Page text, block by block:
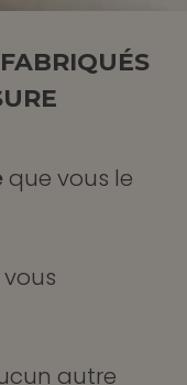
que vous le
autre